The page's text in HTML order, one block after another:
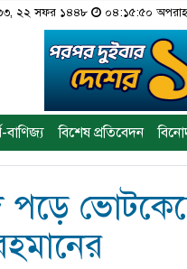
২২ সফর ১৪৪৮ ০৪:১৫:৫০
বাণিজ্য বিশেষ প্রতিবেদন
পড়ে